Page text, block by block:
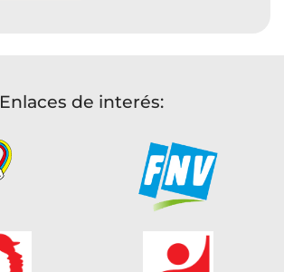
Enlaces de interés: